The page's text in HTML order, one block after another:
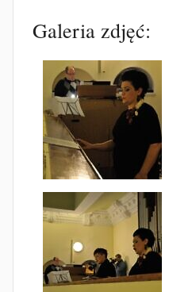
Galeria zdjęć: